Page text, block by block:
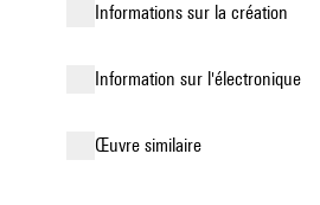
informations sur la création
Information sur l'électronique
œuvre similaire